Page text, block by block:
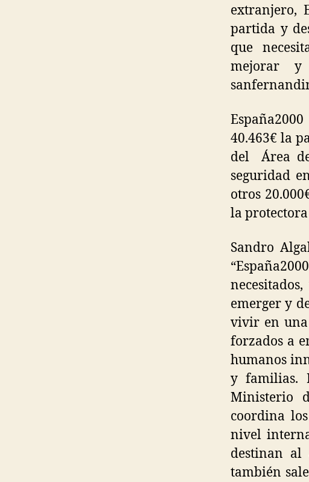
extranjero,
partida y
que
mejorar y
40.463€ la
del Área
seguridad
otros
la
Sandro
emerger y
vivir en
forzados a
humanos
y familias.
Ministerio
coordina
nivel
destinan al
también